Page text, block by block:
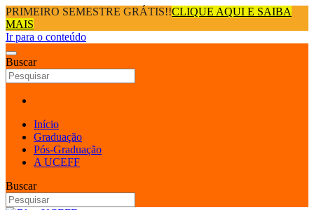
PRIMEIRO SEMESTRE GRÁTIS!!CLIQUE AQUI E SAIBA
MAIS
Ir para o conteúdo
Buscar
Início
Graduação
Pós-Graduação
A UCEFF
Buscar